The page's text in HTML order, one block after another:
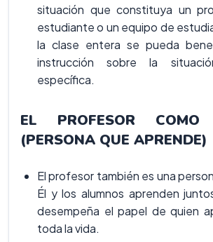
situación que constituya un
estudiante o un equipo de
la clase entera se pueda
instrucción sobre la
específica.
EL PROFESOR COMO
(PERSONA QUE APRENDE)
El profesor también es una
Él y los alumnos aprenden
desempeña el papel de quien
toda la vida.